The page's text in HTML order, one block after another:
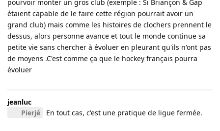
pourvoir monter un gros club (exemple : Si Briançon & Gap
étaient capable de le faire cette région pourrait avoir un
grand club) mais comme les histoires de clochers prennent le
dessus, alors personne avance et tout le monde continue sa
petite vie sans chercher à évoluer en pleurant qu'ils n'ont pas
de moyens .C'est comme ça que le hockey français pourra
évoluer
jeanluc
Pierjé
En tout cas, c'est une pratique de ligue fermée.